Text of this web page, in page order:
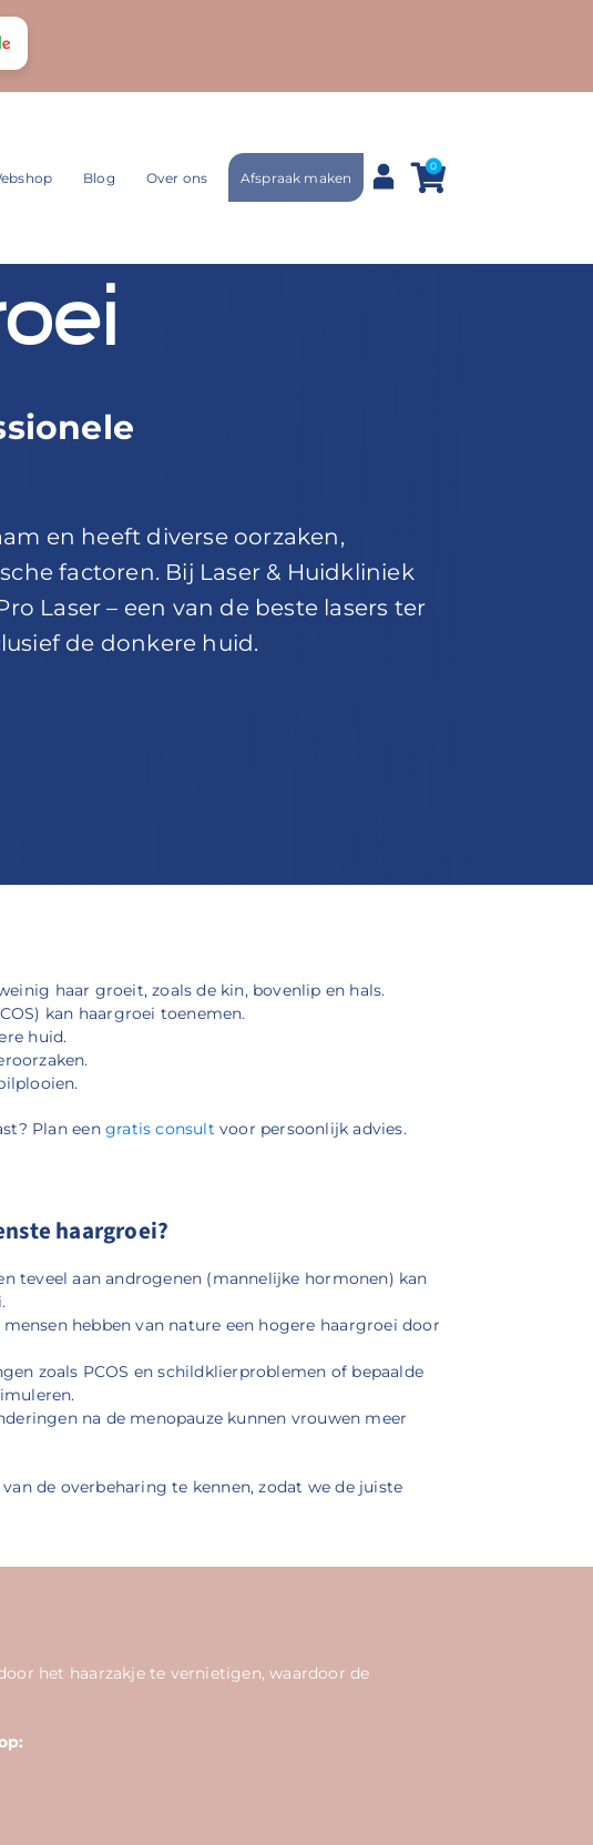
Blog Over ons Afspraak maken
0
en heeft diverse oorzaken,
factoren. Bij Laser & Huidkliniek
Laser – een van de beste lasers ter
de donkere huid.
haar groeit, zoals de kin, bovenlip en hals.
kan haargroei toenemen.
huid.
Plan een gratis consult voor persoonlijk advies.
haargroei?
teveel aan androgenen (mannelijke hormonen) kan
hebben van nature een hogere haargroei door
zoals PCOS en schildklierproblemen of bepaalde
na de menopauze kunnen vrouwen meer
de overbeharing te kennen, zodat we de juiste
het haarzakje te vernietigen, waardoor de